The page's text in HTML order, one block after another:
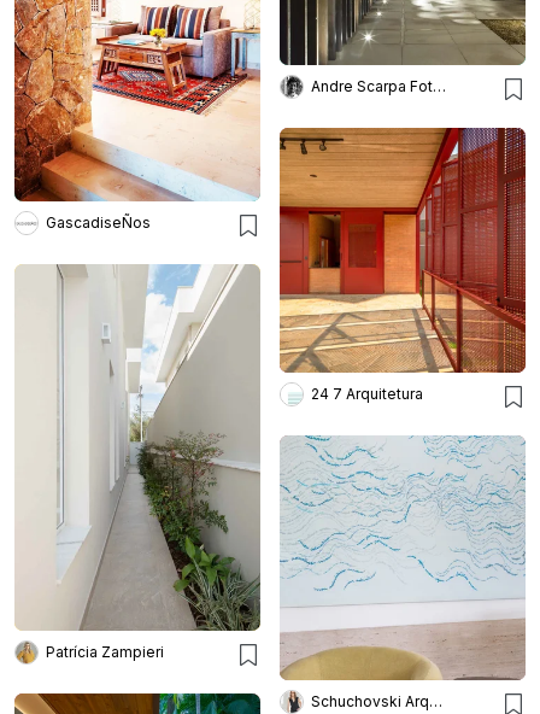
Andre Scarpa Fotografia
GascadiseÑos
24 7 Arquitetura
Patrícia Zampieri
Schuchovski Arquitetura